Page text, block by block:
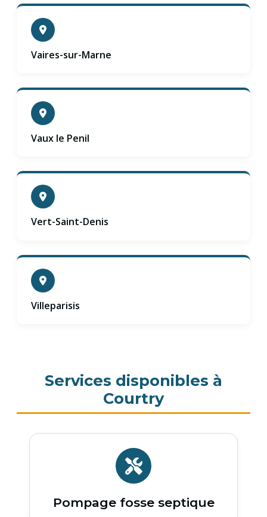
Vaires-sur-Marne
Vaux le Penil
Vert-Saint-Denis
Villeparisis
Services disponibles à
Courtry
Pompage fosse septique